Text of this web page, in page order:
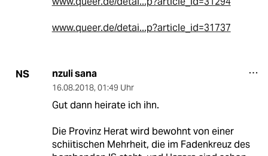
www.queer.de/detai...p?article_id=31737
NS nzuli sana
16.08.2018, 01:49 Uhr
Gut dann heirate ich ihn.
Die Provinz Herat wird bewohnt von einer
schiitischen Mehrheit, die im Fadenkreuz des